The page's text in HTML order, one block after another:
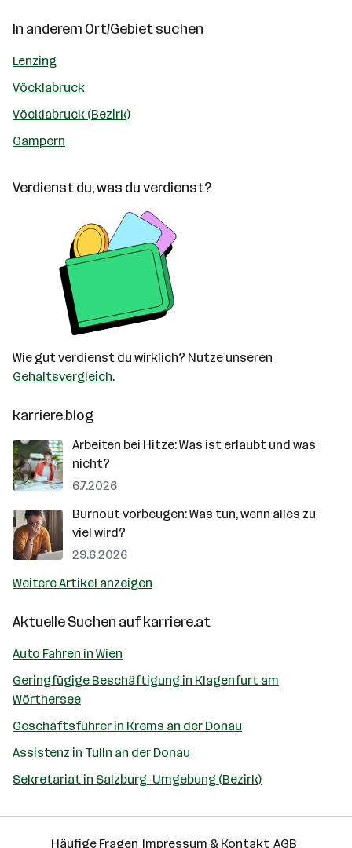
In anderem Ort/Gebiet suchen
Lenzing
Vöcklabruck
Vöcklabruck (Bezirk)
Gampern
Verdienst du, was du verdienst?
Wie gut verdienst du wirklich? Nutze unseren
Gehaltsvergleich.
karriere.blog
Arbeiten bei Hitze: Was ist erlaubt und was
nicht?
6.7.2026
Burnout vorbeugen: Was tun, wenn alles zu
viel wird?
29.6.2026
Weitere Artikel anzeigen
Aktuelle Suchen aufkarriere.at
Auto Fahren in Wien
Geringfügige Beschäftigung in Klagenfurt am
Wörthersee
Geschäftsführer in Krems an der Donau
Assistenz in Tulln an der Donau
Sekretariat in Salzburg-Umgebung (Bezirk)
Häufige Fragen Impressum & Kontakt AGB